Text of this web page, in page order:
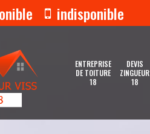
indisponible
ENTREPRISE
DE TOITURE
18
DEVIS
ZINGUEUR
18